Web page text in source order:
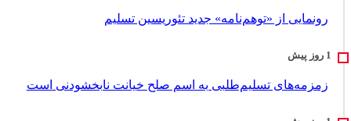
رونمایی از «توهم‌نامه» جدید تئور‌یسین تسلیم
زمزمه‌های تسلیم‌طلبی به اسم صلح خیانت نابخشودنی است